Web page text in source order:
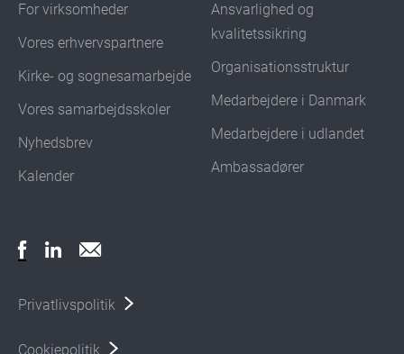
For virksomheder
Vores erhvervspartnere
Kirke- og sognesamarbejde
Vores samarbejdsskoler
Nyhedsbrev
Kalender
Ansvarlighed og
kvalitetssikring
Organisationsstruktur
Medarbejdere i Danmark
Medarbejdere i udlandet
Ambassadører
Privatlivspolitik
Cookiepolitik